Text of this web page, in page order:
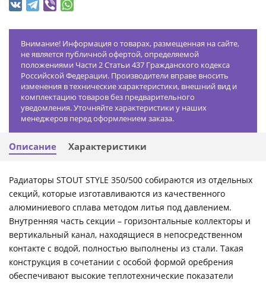
Внимание! Информация о товарах, размещенная на сайте,
не является публичной офертой, определяемой
положениями Части 2 Статьи 437 Гражданского кодекса
Российской Федерации. Производители вправе вносить
изменения в технические характеристики, внешний вид и
комплектацию товаров без предварительного
уведомления. Уточняйте характеристики у наших
менеджеров перед оформлением заказа.
Описание Характеристики
Радиаторы STOUT STYLE 350/500 собираются из отдельных
секций, которые изготавливаются из качественного
алюминиевого сплава методом литья под давлением.
Внутренняя часть секции – горизонтальные коллекторы и
вертикальный канал, находящиеся в непосредственном
контакте с водой, полностью выполнены из стали. Такая
конструкция в сочетании с особой формой оребрения
обеспечивают высокие теплотехнические показатели